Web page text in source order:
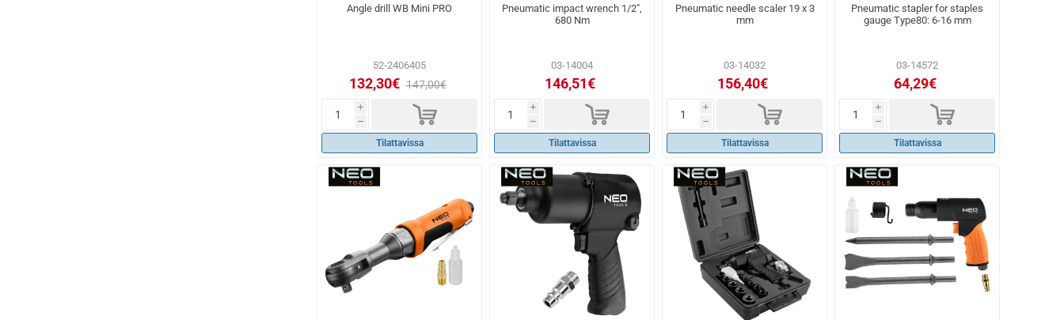
Angle drill WB Mini PRO
52-2406405
132,30€ 147,00€
i
h d
Tilattavissa
Pneumatic impact wrench 1/2",
680 Nm
03-14004
146,51€
i
h d
Tilattavissa
Pneumatic needle scaler 19 x 3
mm
03-14032
156,40€
i
h d
Tilattavissa
Pneumatic stapler for staples
gauge Type80: 6-16 mm
03-14572
64,29€
i
h d
Tilattavissa